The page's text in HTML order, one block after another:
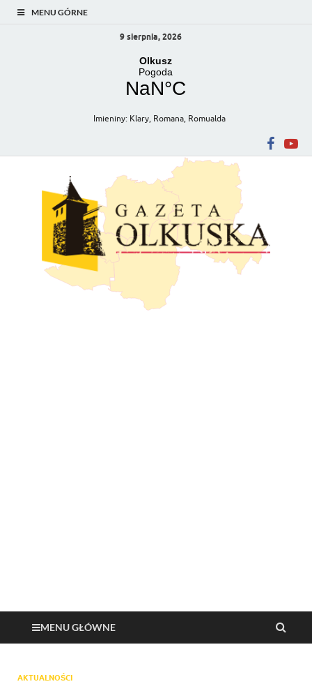
MENU GÓRNE
9 sierpnia, 2026
Imieniny: Klary, Romana, Romualda
Gazeta Olkuska
MENU GŁÓWNE
AKTUALNOŚCI